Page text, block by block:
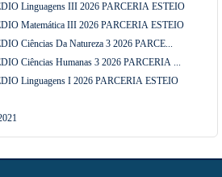
Linguagens III 2026 PARCERIA ESTEIO
Matemática III 2026 PARCERIA ESTEIO
Ciências Da Natureza 3 2026 PARCE...
Ciências Humanas 3 2026 PARCERIA ...
Linguagens I 2026 PARCERIA ESTEIO